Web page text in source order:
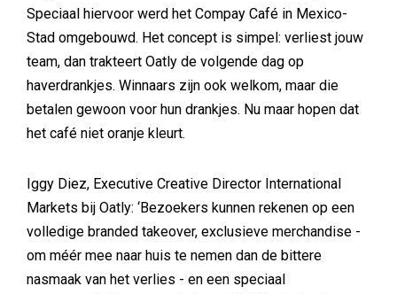
Speciaal hiervoor werd het Compay Café in Mexico-
Stad omgebouwd. Het concept is simpel: verliest jouw
team, dan trakteert Oatly de volgende dag op
haverdrankjes. Winnaars zijn ook welkom, maar die
betalen gewoon voor hun drankjes. Nu maar hopen dat
het café niet oranje kleurt.
Iggy Diez, Executive Creative Director International
Markets bij Oatly: ‘Bezoekers kunnen rekenen op een
volledige branded takeover, exclusieve merchandise -
om méér mee naar huis te nemen dan de bittere
nasmaak van het verlies - en een speciaal